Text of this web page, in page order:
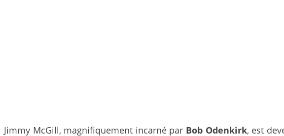
Jimmy McGill, magnifiquement incarné par Bob Odenkirk, est